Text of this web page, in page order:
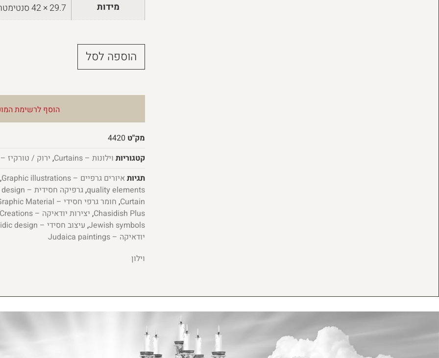
מידות 29.7 × 42 סנטימטרים
הוספה לסל
הוסף לרשימת
מק"ט 4420
קטגוריות וילונות – Curtains , ירוק / טורקיז – Green / Turquoise
תגיות איורים גרפיים – Graphic illustrations ,
quality elements
,גרפיקה חסידית – Chassidic graphic design
Curtain
, חומר גרפי חסידי – Hassidic Graphic Material
Chasidish Plus
, יצירות יודאיקה – Judaica Creations
Jewish symbols
, עיצוב חסידי – Hasidic design
יודאיקה – Judaica paintings
וילון